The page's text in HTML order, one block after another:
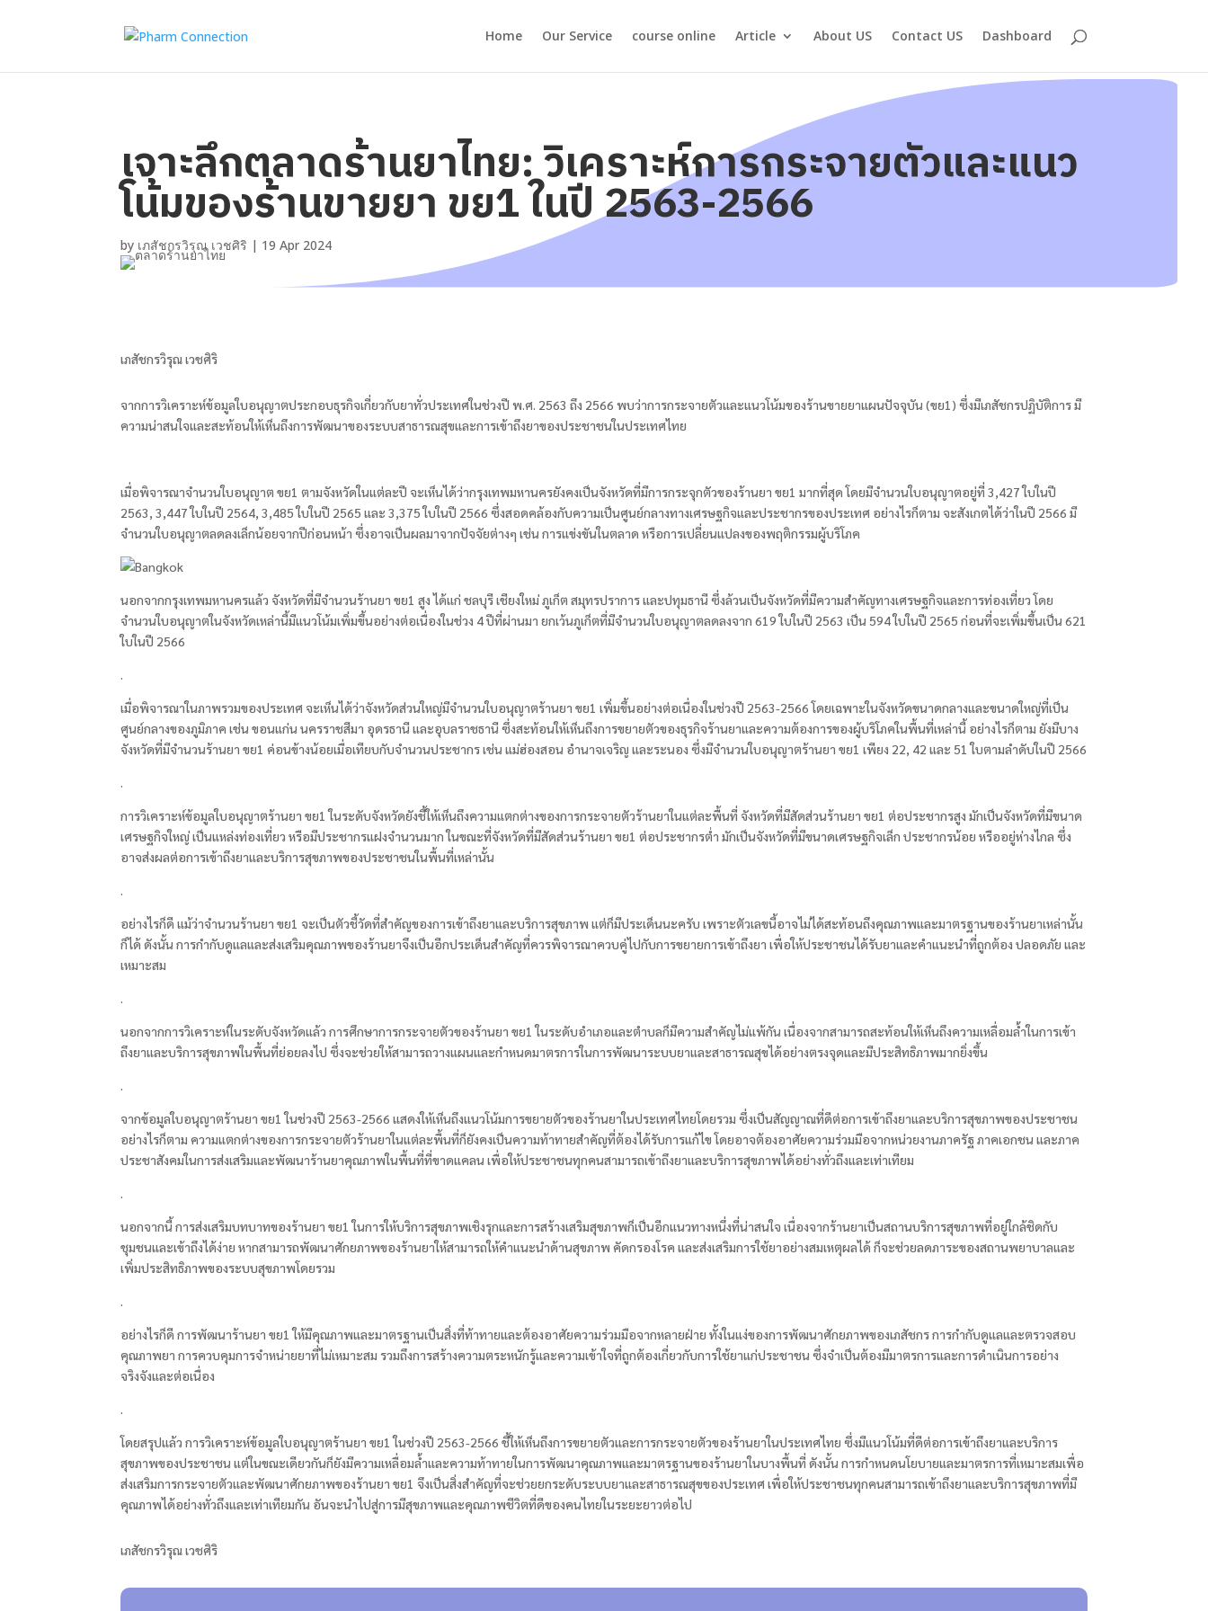
Home Our Service course online Article About US Contact US Dashboard
เจาะลึกตลาดร้านยาไทย: วิเคราะห์การกระจายตัวและแนว
โน้มของร้านขายยา ขย1 ในปี 2563-2566
by เภสัชกรวิรุณ เวชศิริ | 19 Apr 2024
เภสัชกรวิรุณ เวชศิริ
จากการวิเคราะห์ข้อมูลใบอนุญาตประกอบธุรกิจเกี่ยวกับยาทั่วประเทศในช่วงปี พ.ศ. 2563 ถึง 2566 พบว่าการกระจายตัวและแนวโน้มของร้านขายยาแผนปัจจุบัน (ขย1) ซึ่งมีเภสัชกรปฏิบัติการ มี
ความน่าสนใจและสะท้อนให้เห็นถึงการพัฒนาของระบบสาธารณสุขและการเข้าถึงยาของประชาชนในประเทศไทย
เมื่อพิจารณาจำนวนใบอนุญาต ขย1 ตามจังหวัดในแต่ละปี จะเห็นได้ว่ากรุงเทพมหานครยังคงเป็นจังหวัดที่มีการกระจุกตัวของร้านยา ขย1 มากที่สุด โดยมีจำนวนใบอนุญาตอยู่ที่ 3,427 ใบในปี
2563, 3,447 ใบในปี 2564, 3,485 ใบในปี 2565 และ 3,375 ใบในปี 2566 ซึ่งสอดคล้องกับความเป็นศูนย์กลางทางเศรษฐกิจและประชากรของประเทศ อย่างไรก็ตาม จะสังเกตได้ว่าในปี 2566 มี
จำนวนใบอนุญาตลดลงเล็กน้อยจากปีก่อนหน้า ซึ่งอาจเป็นผลมาจากปัจจัยต่างๆ เช่น การแข่งขันในตลาด หรือการเปลี่ยนแปลงของพฤติกรรมผู้บริโภค
นอกจากกรุงเทพมหานครแล้ว จังหวัดที่มีจำนวนร้านยา ขย1 สูง ได้แก่ ชลบุรี เชียงใหม่ ภูเก็ต สมุทรปราการ และปทุมธานี ซึ่งล้วนเป็นจังหวัดที่มีความสำคัญทางเศรษฐกิจและการท่องเที่ยว โดย
จำนวนใบอนุญาตในจังหวัดเหล่านี้มีแนวโน้มเพิ่มขึ้นอย่างต่อเนื่องในช่วง 4 ปีที่ผ่านมา ยกเว้นภูเก็ตที่มีจำนวนใบอนุญาตลดลงจาก 619 ใบในปี 2563 เป็น 594 ใบในปี 2565 ก่อนที่จะเพิ่มขึ้นเป็น 621
ใบในปี 2566
.
เมื่อพิจารณาในภาพรวมของประเทศ จะเห็นได้ว่าจังหวัดส่วนใหญ่มีจำนวนใบอนุญาตร้านยา ขย1 เพิ่มขึ้นอย่างต่อเนื่องในช่วงปี 2563-2566 โดยเฉพาะในจังหวัดขนาดกลางและขนาดใหญ่ที่เป็น
ศูนย์กลางของภูมิภาค เช่น ขอนแก่น นครราชสีมา อุดรธานี และอุบลราชธานี ซึ่งสะท้อนให้เห็นถึงการขยายตัวของธุรกิจร้านยาและความต้องการของผู้บริโภคในพื้นที่เหล่านี้ อย่างไรก็ตาม ยังมีบาง
จังหวัดที่มีจำนวนร้านยา ขย1 ค่อนข้างน้อยเมื่อเทียบกับจำนวนประชากร เช่น แม่ฮ่องสอน อำนาจเจริญ และระนอง ซึ่งมีจำนวนใบอนุญาตร้านยา ขย1 เพียง 22, 42 และ 51 ใบตามลำดับในปี 2566
.
การวิเคราะห์ข้อมูลใบอนุญาตร้านยา ขย1 ในระดับจังหวัดยังชี้ให้เห็นถึงความแตกต่างของการกระจายตัวร้านยาในแต่ละพื้นที่ จังหวัดที่มีสัดส่วนร้านยา ขย1 ต่อประชากรสูง มักเป็นจังหวัดที่มีขนาด
เศรษฐกิจใหญ่ เป็นแหล่งท่องเที่ยว หรือมีประชากรแฝงจำนวนมาก ในขณะที่จังหวัดที่มีสัดส่วนร้านยา ขย1 ต่อประชากรต่ำ มักเป็นจังหวัดที่มีขนาดเศรษฐกิจเล็ก ประชากรน้อย หรืออยู่ห่างไกล ซึ่ง
อาจส่งผลต่อการเข้าถึงยาและบริการสุขภาพของประชาชนในพื้นที่เหล่านั้น
.
อย่างไรก็ดี แม้ว่าจำนวนร้านยา ขย1 จะเป็นตัวชี้วัดที่สำคัญของการเข้าถึงยาและบริการสุขภาพ แต่ก็มีประเด็นนะครับ เพราะตัวเลขนี้อาจไม่ได้สะท้อนถึงคุณภาพและมาตรฐานของร้านยาเหล่านั้น
ก็ได้ ดังนั้น การกำกับดูแลและส่งเสริมคุณภาพของร้านยาจึงเป็นอีกประเด็นสำคัญที่ควรพิจารณาควบคู่ไปกับการขยายการเข้าถึงยา เพื่อให้ประชาชนได้รับยาและคำแนะนำที่ถูกต้อง ปลอดภัย และ
เหมาะสม
.
นอกจากการวิเคราะห์ในระดับจังหวัดแล้ว การศึกษาการกระจายตัวของร้านยา ขย1 ในระดับอำเภอและตำบลก็มีความสำคัญไม่แพ้กัน เนื่องจากสามารถสะท้อนให้เห็นถึงความเหลื่อมล้ำในการเข้า
ถึงยาและบริการสุขภาพในพื้นที่ย่อยลงไป ซึ่งจะช่วยให้สามารถวางแผนและกำหนดมาตรการในการพัฒนาระบบยาและสาธารณสุขได้อย่างตรงจุดและมีประสิทธิภาพมากยิ่งขึ้น
.
จากข้อมูลใบอนุญาตร้านยา ขย1 ในช่วงปี 2563-2566 แสดงให้เห็นถึงแนวโน้มการขยายตัวของร้านยาในประเทศไทยโดยรวม ซึ่งเป็นสัญญาณที่ดีต่อการเข้าถึงยาและบริการสุขภาพของประชาชน
อย่างไรก็ตาม ความแตกต่างของการกระจายตัวร้านยาในแต่ละพื้นที่ก็ยังคงเป็นความท้าทายสำคัญที่ต้องได้รับการแก้ไข โดยอาจต้องอาศัยความร่วมมือจากหน่วยงานภาครัฐ ภาคเอกชน และภาค
ประชาสังคมในการส่งเสริมและพัฒนาร้านยาคุณภาพในพื้นที่ที่ขาดแคลน เพื่อให้ประชาชนทุกคนสามารถเข้าถึงยาและบริการสุขภาพได้อย่างทั่วถึงและเท่าเทียม
.
นอกจากนี้ การส่งเสริมบทบาทของร้านยา ขย1 ในการให้บริการสุขภาพเชิงรุกและการสร้างเสริมสุขภาพก็เป็นอีกแนวทางหนึ่งที่น่าสนใจ เนื่องจากร้านยาเป็นสถานบริการสุขภาพที่อยู่ใกล้ชิดกับ
ชุมชนและเข้าถึงได้ง่าย หากสามารถพัฒนาศักยภาพของร้านยาให้สามารถให้คำแนะนำด้านสุขภาพ คัดกรองโรค และส่งเสริมการใช้ยาอย่างสมเหตุผลได้ ก็จะช่วยลดภาระของสถานพยาบาลและ
เพิ่มประสิทธิภาพของระบบสุขภาพโดยรวม
.
อย่างไรก็ดี การพัฒนาร้านยา ขย1 ให้มีคุณภาพและมาตรฐานเป็นสิ่งที่ท้าทายและต้องอาศัยความร่วมมือจากหลายฝ่าย ทั้งในแง่ของการพัฒนาศักยภาพของเภสัชกร การกำกับดูแลและตรวจสอบ
คุณภาพยา การควบคุมการจำหน่ายยาที่ไม่เหมาะสม รวมถึงการสร้างความตระหนักรู้และความเข้าใจที่ถูกต้องเกี่ยวกับการใช้ยาแก่ประชาชน ซึ่งจำเป็นต้องมีมาตรการและการดำเนินการอย่าง
จริงจังและต่อเนื่อง
.
โดยสรุปแล้ว การวิเคราะห์ข้อมูลใบอนุญาตร้านยา ขย1 ในช่วงปี 2563-2566 ชี้ให้เห็นถึงการขยายตัวและการกระจายตัวของร้านยาในประเทศไทย ซึ่งมีแนวโน้มที่ดีต่อการเข้าถึงยาและบริการ
สุขภาพของประชาชน แต่ในขณะเดียวกันก็ยังมีความเหลื่อมล้ำและความท้าทายในการพัฒนาคุณภาพและมาตรฐานของร้านยาในบางพื้นที่ ดังนั้น การกำหนดนโยบายและมาตรการที่เหมาะสมเพื่อ
ส่งเสริมการกระจายตัวและพัฒนาศักยภาพของร้านยา ขย1 จึงเป็นสิ่งสำคัญที่จะช่วยยกระดับระบบยาและสาธารณสุขของประเทศ เพื่อให้ประชาชนทุกคนสามารถเข้าถึงยาและบริการสุขภาพที่มี
คุณภาพได้อย่างทั่วถึงและเท่าเทียมกัน อันจะนำไปสู่การมีสุขภาพและคุณภาพชีวิตที่ดีของคนไทยในระยะยาวต่อไป
เภสัชกรวิรุณ เวชศิริ